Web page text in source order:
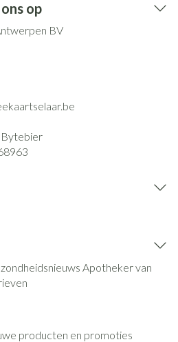
op
BV
Bytebier
Apotheker van
producten en promoties